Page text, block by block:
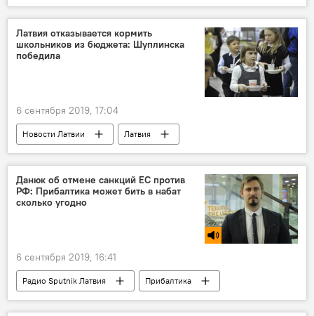
Огре
Латвия отказывается кормить
школьников из бюджета: Шуплинска
победила
6 сентября 2019, 17:04
Новости Латвии
Латвия
Илга Шуплинска
боль
обеды
школьники
Данюк об отмене санкций ЕС против
РФ: Прибалтика может бить в набат
сколько угодно
6 сентября 2019, 16:41
Радио Sputnik Латвия
Прибалтика
антироссийские санкции
Евросоюз